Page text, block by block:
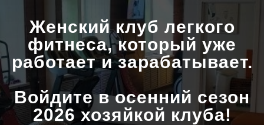
Женский клуб легкого
фитнеса, который уже
работает и зарабатывает.
Войдите в осенний сезон
2026 хозяйкой клуба!